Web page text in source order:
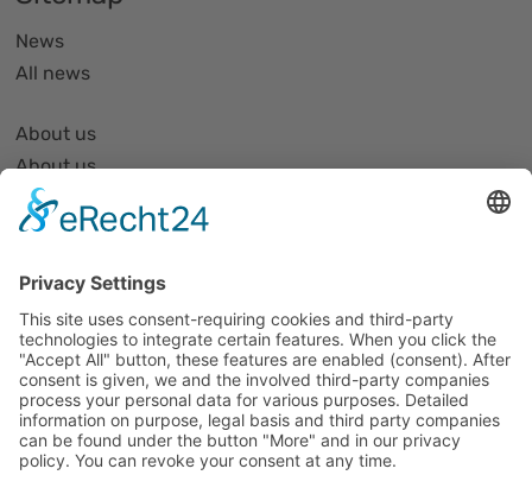
News
All news
About us
About us
Organization and Structure
Partner list and partner profiles
Events
All events
Jobs
Alle Jobs